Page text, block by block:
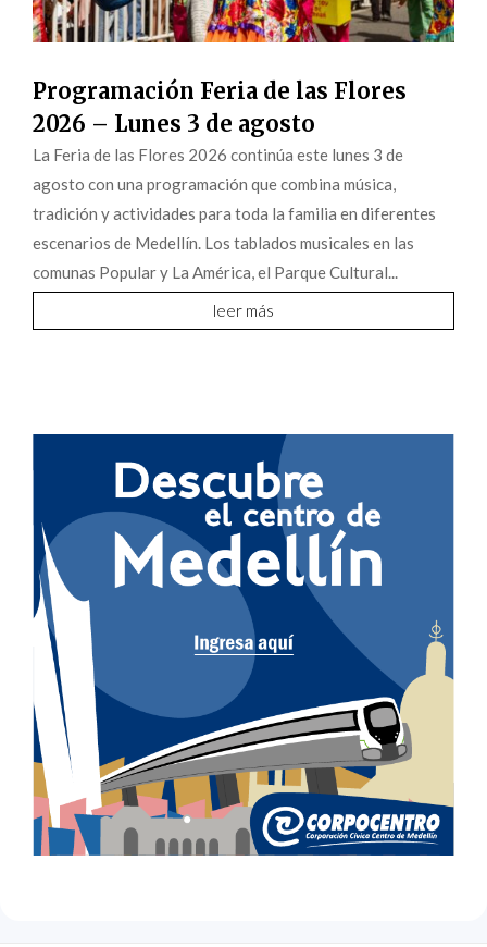
Programación Feria de las Flores
2026 – Lunes 3 de agosto
La Feria de las Flores 2026 continúa este lunes 3 de
agosto con una programación que combina música,
tradición y actividades para toda la familia en diferentes
escenarios de Medellín. Los tablados musicales en las
comunas Popular y La América, el Parque Cultural...
leer más